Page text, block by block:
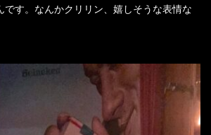
です。なんかクリリン、嬉しそうな表情な